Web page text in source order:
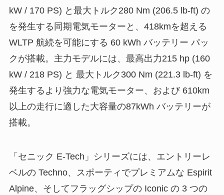
kW / 170 PS) と最大トルク280 Nm (206.5 lb-ft) の
を発生する同期電気モーターと、418kmを超える
WLTP 航続を可能にする 60 kWh バッテリー パッ
クが搭載。主力モデルには、最高出力215 hp (160
kW / 218 PS) と 最大トルク300 Nm (221.3 lb-ft) を
発生するより強力な電気モーター、および 610km
以上の走行に適した大容量の87kWh バッテリーが
搭載。
「セニック E-Tech」シリーズには、エントリーレ
ベルの Techno、スポーティでプレミアムな Espirit
Alpine、そしてフラッグシップの Iconic の 3 つの